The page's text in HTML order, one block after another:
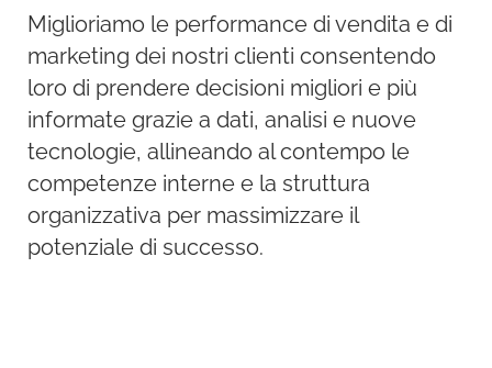
Miglioriamo le performance di vendita e di
marketing dei nostri clienti consentendo
loro di prendere decisioni migliori e più
informate grazie a dati, analisi e nuove
tecnologie, allineando al contempo le
competenze interne e la struttura
organizzativa per massimizzare il
potenziale di successo.